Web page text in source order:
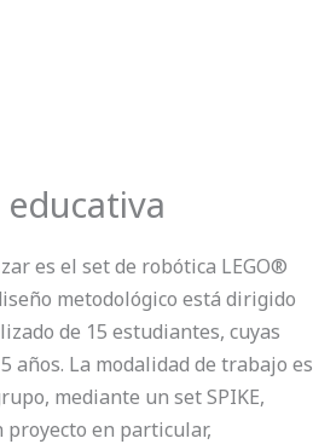
es el set de robótica LEGO®
metodológico está dirigido
de 15 estudiantes, cuyas
años. La modalidad de trabajo es
mediante un set SPIKE,
en particular,